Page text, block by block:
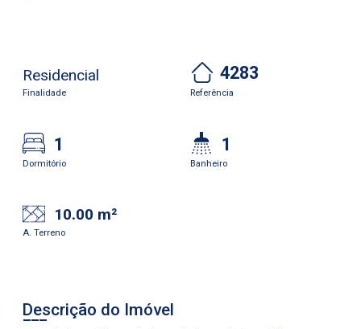
Residencial
Finalidade
4283
Referência
1
Dormitório
1
Banheiro
10.00 m²
A. Terreno
Descrição do Imóvel